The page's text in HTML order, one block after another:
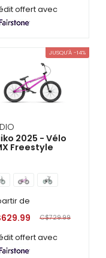
offert avec
JUSQU'À -14%
2025 - Vélo
Freestyle
de
C$729.99
offert avec